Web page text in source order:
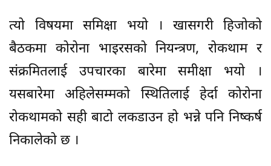
त्यो विषयमा समिक्षा भयो । खासगरी हिजोको
बैठकमा कोरोना भाइरसको नियन्त्रण, रोकथाम र
संक्रमितलाई उपचारका बारेमा समीक्षा भयो ।
यसबारेमा अहिलेसम्मको स्थितिलाई हेर्दा कोरोना
रोकथामको सही बाटो लकडाउन हो भन्ने पनि निष्कर्ष
निकालेको छ ।